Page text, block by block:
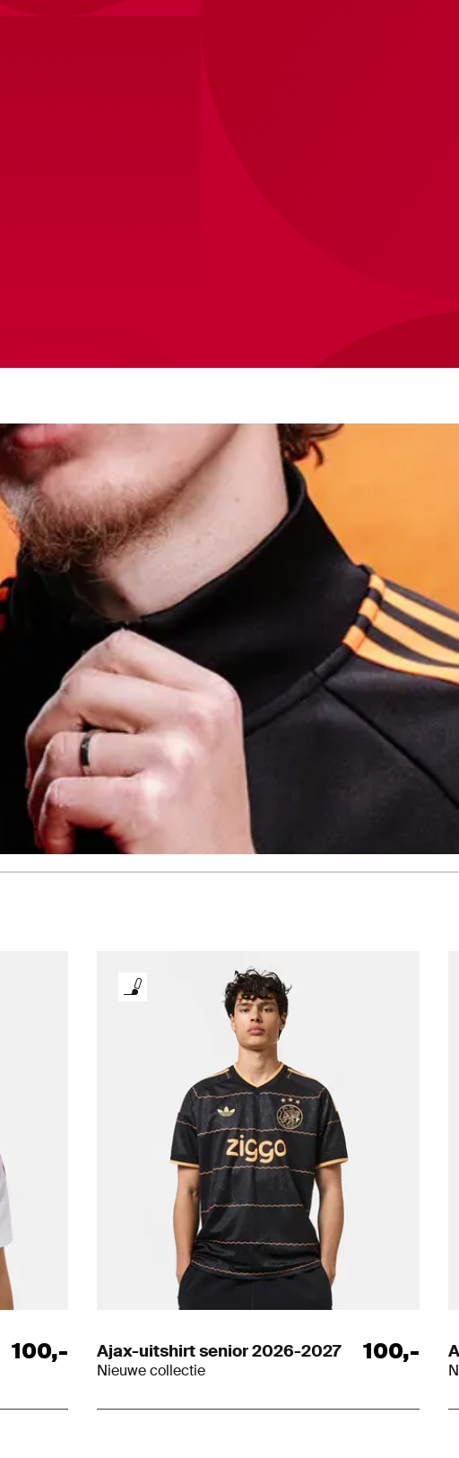
Ajax
100,- Ajax-uitshirt senior 2026-2027
Nieuwe collectie
100,-